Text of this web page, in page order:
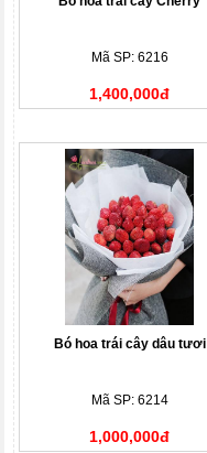
Mã SP: 6216
1,400,000đ
Bó hoa trái cây dâu tươi
Mã SP: 6214
1,000,000đ